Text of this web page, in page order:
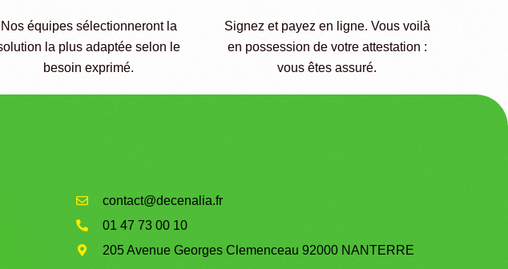
Nos équipes sélectionneront la
la plus adaptée selon le
besoin exprimé.
Signez et payez en ligne. Vous voilà
en possession de votre attestation :
vous êtes assuré.
contact@decenalia.fr
01 47 73 00 10
205 Avenue Georges Clemenceau 92000 NANTERRE